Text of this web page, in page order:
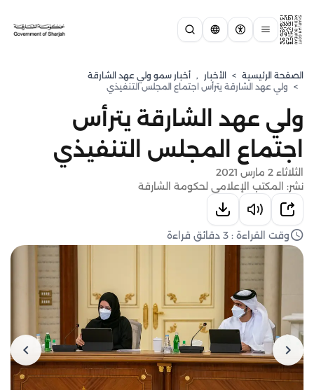
الصفحة الرئيسية > الأخبار , ⁠أخبار سمو ولي عهد الشارقة
> ولي عهد الشارقة يترأس اجتماع المجلس التنفيذي
ولي عهد الشارقة يترأس
اجتماع المجلس التنفيذي
الثلاثاء 2 مارس 2021
نشر: المكتب الإعلامي لحكومة الشارقة
وقت القراءة : 3 دقائق قراءة